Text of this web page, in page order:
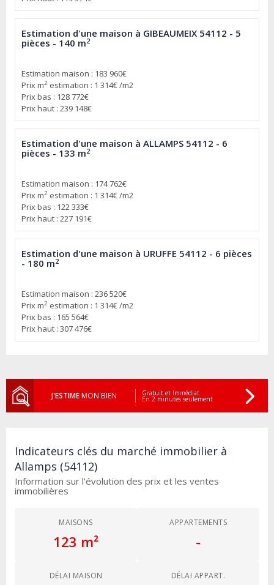
Estimation d'une maison à GIBEAUMEIX 54112 - 5
pièces - 140 m2
Estimation maison : 183 960€
Prix m2 estimation : 1 314€ /m2
Prix bas : 128 772€
Prix haut : 239 148€
Estimation d'une maison à ALLAMPS 54112 - 6
pièces - 133 m2
Estimation maison : 174 762€
Prix m2 estimation : 1 314€ /m2
Prix bas : 122 333€
Prix haut : 227 191€
Estimation d'une maison à URUFFE 54112 - 6 pièces
- 180 m2
Estimation maison : 236 520€
Prix m2 estimation : 1 314€ /m2
Prix bas : 165 564€
Prix haut : 307 476€
J'ESTIMEMON BIEN Gratuit et Immédiat
En 2 minutes seulement
Indicateurs clés du marché immobilier à
Allamps (54112)
Information sur l'évolution des prix et les ventes
immobilières
MAISONS
123 m²
APPARTEMENTS
-
DÉLAI MAISON DÉLAI APPART.